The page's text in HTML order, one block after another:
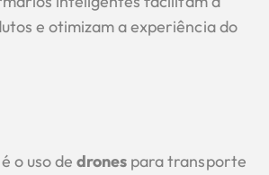
e otimizam a experiência do
o uso de drones para transporte